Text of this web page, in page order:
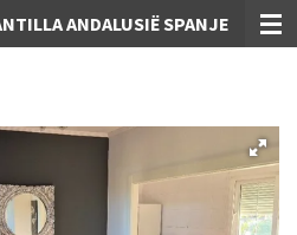
ANDALUSIË SPANJE